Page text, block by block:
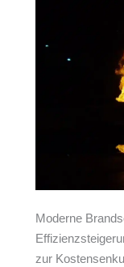
Moderne
zur